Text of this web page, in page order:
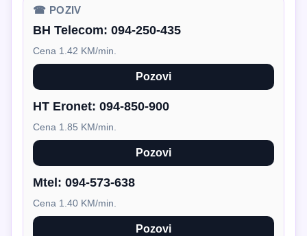
☎ POZIV
BH Telecom: 094-250-435
Cena 1.42 KM/min.
Pozovi
HT Eronet: 094-850-900
Cena 1.85 KM/min.
Pozovi
Mtel: 094-573-638
Cena 1.40 KM/min.
Pozovi